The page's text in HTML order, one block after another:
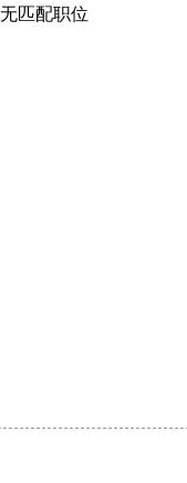
匹配职位